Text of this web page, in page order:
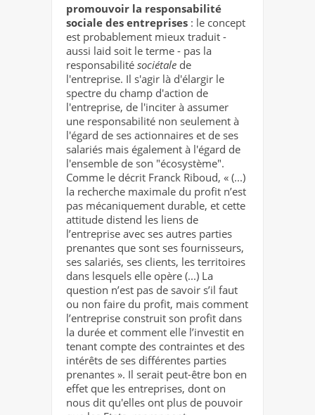
promouvoir la responsabilité
sociale des entreprises : le concept
est probablement mieux traduit -
aussi laid soit le terme - pas la
responsabilité sociétale de
l'entreprise. Il s'agir là d'élargir le
spectre du champ d'action de
l'entreprise, de l'inciter à assumer
une responsabilité non seulement à
l'égard de ses actionnaires et de ses
salariés mais également à l'égard de
l'ensemble de son "écosystème".
Comme le décrit Franck Riboud, « (...)
la recherche maximale du profit n’est
pas mécaniquement durable, et cette
attitude distend les liens de
l’entreprise avec ses autres parties
prenantes que sont ses fournisseurs,
ses salariés, ses clients, les territoires
dans lesquels elle opère (...) La
question n’est pas de savoir s’il faut
ou non faire du profit, mais comment
l’entreprise construit son profit dans
la durée et comment elle l’investit en
tenant compte des contraintes et des
intérêts de ses différentes parties
prenantes ». Il serait peut-être bon en
effet que les entreprises, dont on
nous dit qu'elles ont plus de pouvoir